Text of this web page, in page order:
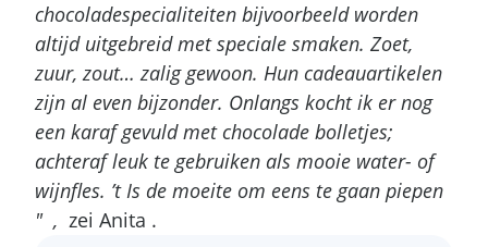
chocoladespecialiteiten bijvoorbeeld worden
altijd uitgebreid met speciale smaken. Zoet,
zuur, zout… zalig gewoon. Hun cadeauartikelen
zijn al even bijzonder. Onlangs kocht ik er nog
een karaf gevuld met chocolade bolletjes;
achteraf leuk te gebruiken als mooie water- of
wijnfles. ’t Is de moeite om eens te gaan piepen
" , zei Anita .